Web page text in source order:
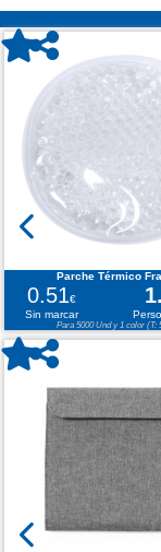
Parche Térmico
0.51€
Sin marcar
Para 5000 Und y 1 color (T: